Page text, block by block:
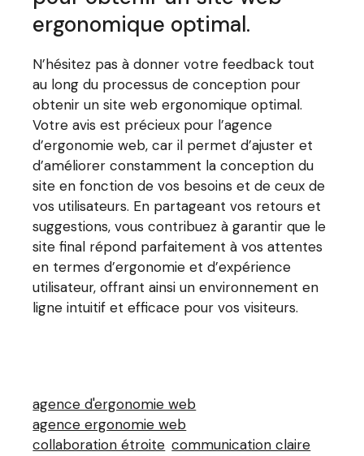
ergonomique optimal.
N’hésitez pas à donner votre feedback tout
au long du processus de conception pour
obtenir un site web ergonomique optimal.
Votre avis est précieux pour l’agence
d’ergonomie web, car il permet d’ajuster et
d’améliorer constamment la conception du
site en fonction de vos besoins et de ceux de
vos utilisateurs. En partageant vos retours et
suggestions, vous contribuez à garantir que le
site final répond parfaitement à vos attentes
en termes d’ergonomie et d’expérience
utilisateur, offrant ainsi un environnement en
ligne intuitif et efficace pour vos visiteurs.
agence d'ergonomie web
agence ergonomie web
collaboration étroite communication claire